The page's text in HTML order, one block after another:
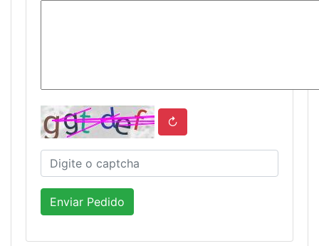
↻
Enviar Pedido